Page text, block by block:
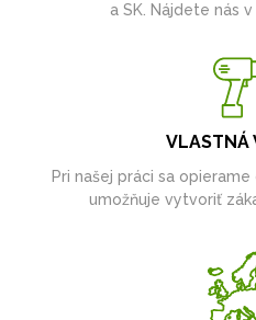
a SK. Nájdete nás
VLASTNÁ
Pri našej práci sa
umožňuje vytvoriť